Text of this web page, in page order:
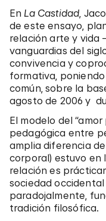
En La Castidad,
de este ensayo,
relación arte y vida
vanguardias del
convivencia y
formativa,
común, sobre la
agosto de 2006 y
El modelo del
pedagógica entre
amplia diferencia
corporal) estuvo en
relación es
sociedad
paradojalmente,
tradición filosófica.